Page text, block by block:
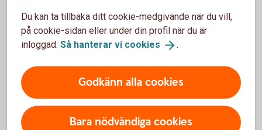
Lätt lastbilsförsäkring
Du kan ta tillbaka ditt cookie-medgivande när du vill,
på cookie-sidan eller under din profil när du är
inloggad. Så hanterar vi cookies .
Godkänn alla cookies
Bara nödvändiga cookies